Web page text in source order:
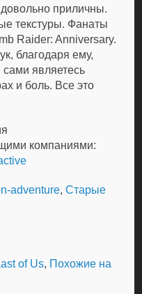
приличны.
текстуры. Фанаты
Raider: Anniversary.
благодаря ему,
являетесь
и боль. Все это
компаниями:
adventure,Старые
of Us, Похожие на